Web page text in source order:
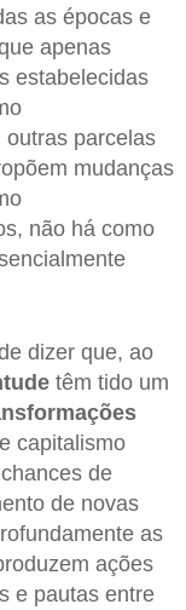
as épocas e
apenas
estabelecidas
parcelas
mudanças
não há como
dizer que, ao
têm tido um
capitalismo
de
de novas
as
ações
e pautas entre